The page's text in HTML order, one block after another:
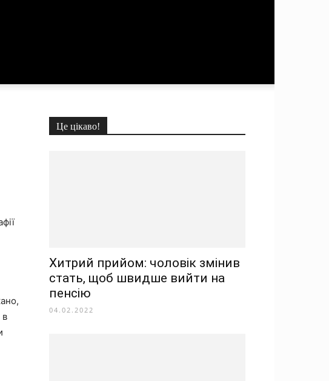
в
Це цікаво!
Хитрий прийом: чоловік змінив
стать, щоб швидше вийти на
пенсію
04.02.2022